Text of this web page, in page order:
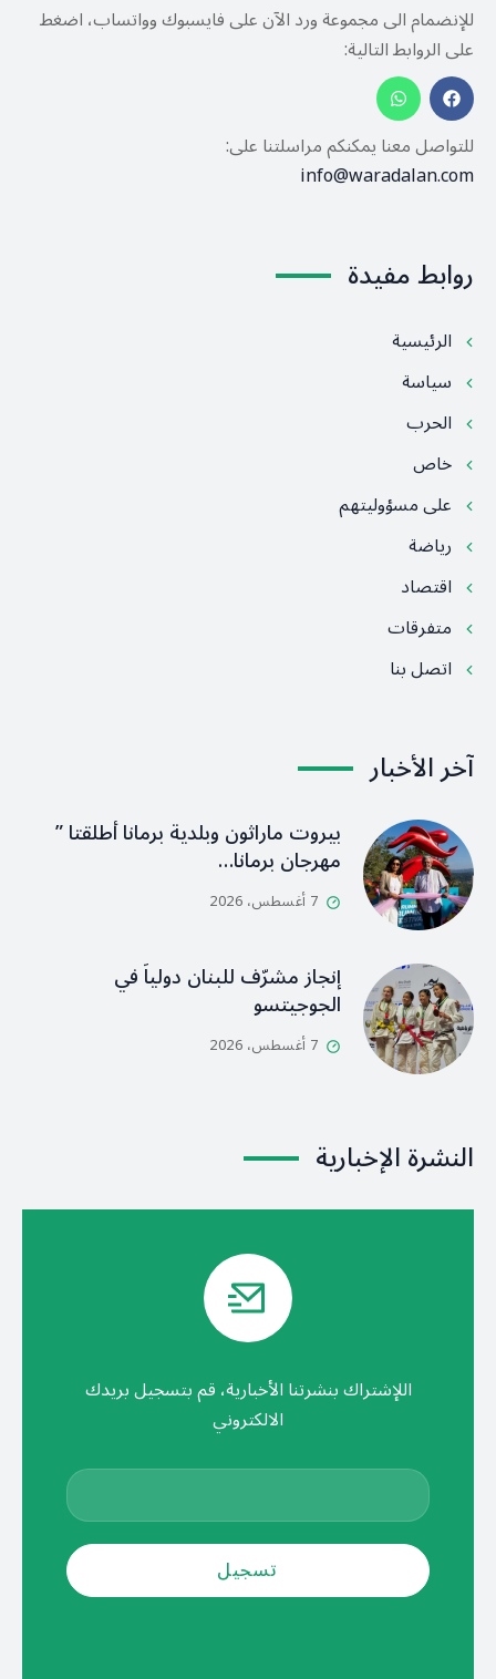
للإنضمام الى مجموعة ورد الآن على فايسبوك وواتساب، اضغط
على الروابط التالية:
للتواصل معنا يمكنكم مراسلتنا على:
info@waradalan.com
روابط مفيدة
الرئيسية
سياسة
الحرب
خاص
على مسؤوليتهم
رياضة
اقتصاد
متفرقات
اتصل بنا
آخر الأخبار
بيروت ماراثون وبلدية برمانا أطلقتا ”
مهرجان برمانا…
7 أغسطس، 2026
إنجاز مشرّف للبنان دولياً في
الجوجيتسو
7 أغسطس، 2026
النشرة الإخبارية
اللإشتراك بنشرتنا الأخبارية، قم بتسجيل بريدك
الالكتروني